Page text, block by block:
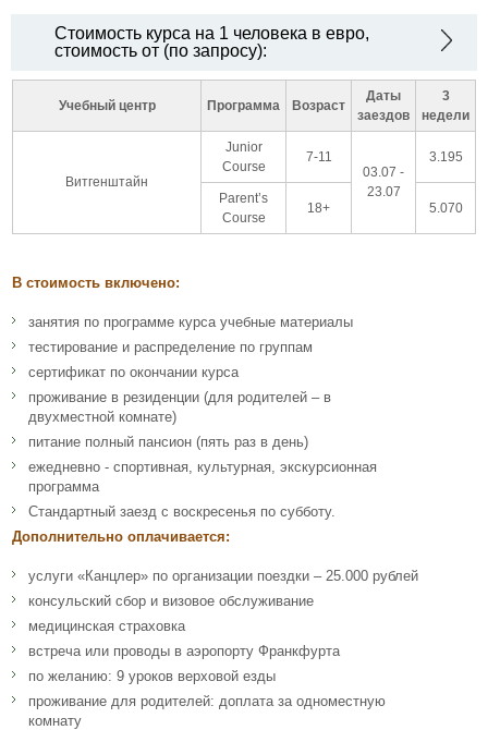
Стоимость курса на 1 человека в евро,
стоимость от (по запросу):
Учебный центр Программа Возраст
Даты
заездов
3
недели
Витгенштайн
Junior
Course
7-11
03.07 -
23.07
3.195
Parent’s
Course
18+ 5.070
В стоимость включено:
занятия по программе курса учебные материалы
тестирование и распределение по группам
сертификат по окончании курса
проживание в резиденции (для родителей – в
двухместной комнате)
питание полный пансион (пять раз в день)
ежедневно - спортивная, культурная, экскурсионная
программа
Стандартный заезд с воскресенья по субботу.
Дополнительно оплачивается:
услуги «Канцлер» по организации поездки – 25.000 рублей
консульский сбор и визовое обслуживание
медицинская страховка
встреча или проводы в аэропорту Франкфурта
по желанию: 9 уроков верховой езды
проживание для родителей: доплата за одноместную
комнату